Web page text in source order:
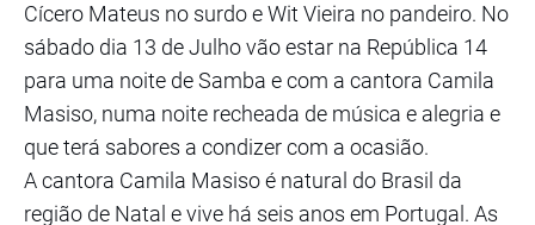
Cícero Mateus no surdo e Wit Vieira no pandeiro. No
sábado dia 13 de Julho vão estar na República 14
para uma noite de Samba e com a cantora Camila
Masiso, numa noite recheada de música e alegria e
que terá sabores a condizer com a ocasião.
A cantora Camila Masiso é natural do Brasil da
região de Natal e vive há seis anos em Portugal. As